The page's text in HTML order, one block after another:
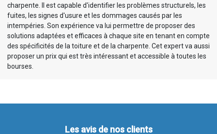
charpente. Il est capable d'identifier les problèmes structurels, les
fuites, les signes d'usure et les dommages causés par les
intempéries. Son expérience va lui permettre de proposer des
solutions adaptées et efficaces à chaque site en tenant en compte
des spécificités de la toiture et de la charpente. Cet expert va aussi
proposer un prix qui est très intéressant et accessible à toutes les
bourses.
Les avis de nos clients